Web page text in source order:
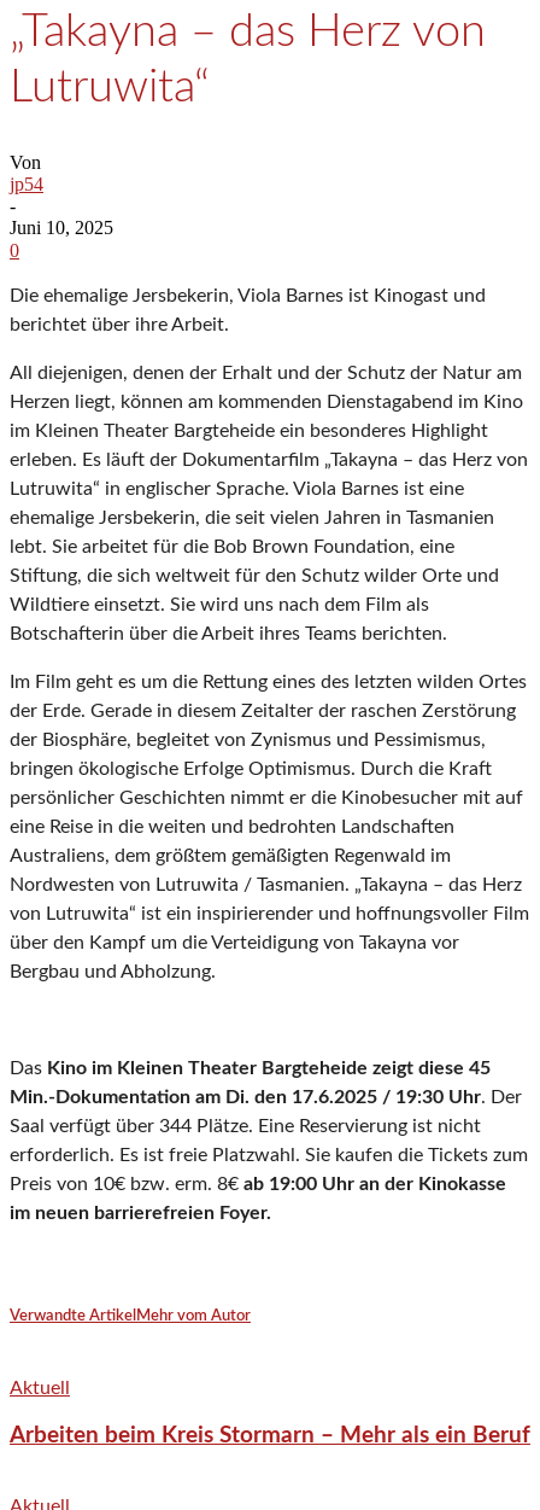
„Takayna – das Herz von
Lutruwita“
Von
jp54
-
Juni 10, 2025
0
Die ehemalige Jersbekerin, Viola Barnes ist Kinogast und
berichtet über ihre Arbeit.
All diejenigen, denen der Erhalt und der Schutz der Natur am
Herzen liegt, können am kommenden Dienstagabend im Kino
im Kleinen Theater Bargteheide ein besonderes Highlight
erleben. Es läuft der Dokumentarfilm „Takayna – das Herz von
Lutruwita“ in englischer Sprache. Viola Barnes ist eine
ehemalige Jersbekerin, die seit vielen Jahren in Tasmanien
lebt. Sie arbeitet für die Bob Brown Foundation, eine
Stiftung, die sich weltweit für den Schutz wilder Orte und
Wildtiere einsetzt. Sie wird uns nach dem Film als
Botschafterin über die Arbeit ihres Teams berichten.
Im Film geht es um die Rettung eines des letzten wilden Ortes
der Erde. Gerade in diesem Zeitalter der raschen Zerstörung
der Biosphäre, begleitet von Zynismus und Pessimismus,
bringen ökologische Erfolge Optimismus. Durch die Kraft
persönlicher Geschichten nimmt er die Kinobesucher mit auf
eine Reise in die weiten und bedrohten Landschaften
Australiens, dem größtem gemäßigten Regenwald im
Nordwesten von Lutruwita / Tasmanien. „Takayna – das Herz
von Lutruwita“ ist ein inspirierender und hoffnungsvoller Film
über den Kampf um die Verteidigung von Takayna vor
Bergbau und Abholzung.
Das Kino im Kleinen Theater Bargteheide zeigt diese 45
Min.-Dokumentation am Di. den 17.6.2025 / 19:30 Uhr. Der
Saal verfügt über 344 Plätze. Eine Reservierung ist nicht
erforderlich. Es ist freie Platzwahl. Sie kaufen die Tickets zum
Preis von 10€ bzw. erm. 8€ ab 19:00 Uhr an der Kinokasse
im neuen barrierefreien Foyer.
Verwandte Artikel Mehr vom Autor
Aktuell
Arbeiten beim Kreis Stormarn – Mehr als ein Beruf